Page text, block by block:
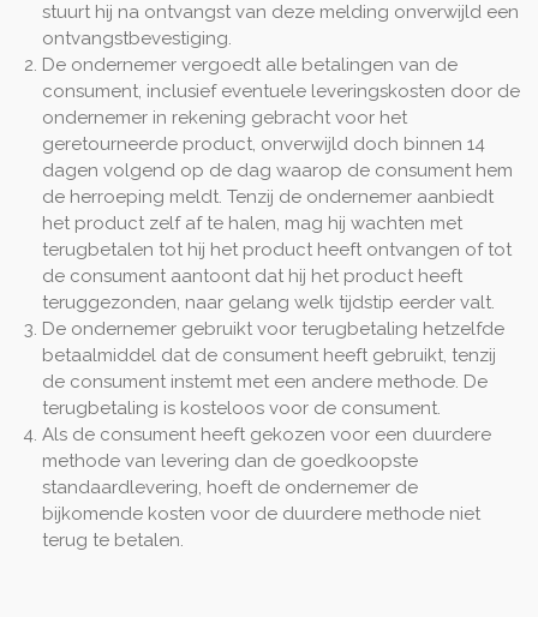
stuurt hij na ontvangst van deze melding onverwijld een
ontvangstbevestiging.
De ondernemer vergoedt alle betalingen van de
consument, inclusief eventuele leveringskosten door de
ondernemer in rekening gebracht voor het
geretourneerde product, onverwijld doch binnen 14
dagen volgend op de dag waarop de consument hem
de herroeping meldt. Tenzij de ondernemer aanbiedt
het product zelf af te halen, mag hij wachten met
terugbetalen tot hij het product heeft ontvangen of tot
de consument aantoont dat hij het product heeft
teruggezonden, naar gelang welk tijdstip eerder valt.
De ondernemer gebruikt voor terugbetaling hetzelfde
betaalmiddel dat de consument heeft gebruikt, tenzij
de consument instemt met een andere methode. De
terugbetaling is kosteloos voor de consument.
Als de consument heeft gekozen voor een duurdere
methode van levering dan de goedkoopste
standaardlevering, hoeft de ondernemer de
bijkomende kosten voor de duurdere methode niet
terug te betalen.